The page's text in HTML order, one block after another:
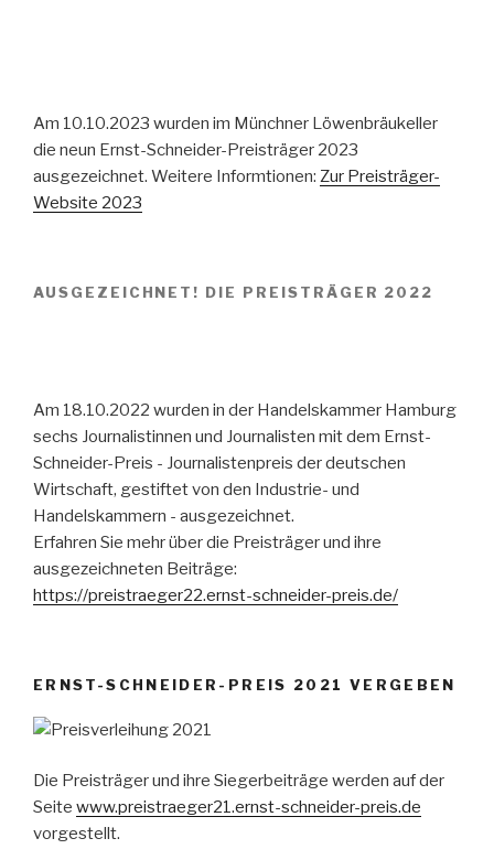
Am 10.10.2023 wurden im Münchner Löwenbräukeller
die neun Ernst-Schneider-Preisträger 2023
ausgezeichnet. Weitere Informtionen: Zur Preisträger-
Website 2023
AUSGEZEICHNET! DIE PREISTRÄGER 2022
Am 18.10.2022 wurden in der Handelskammer Hamburg
sechs Journalistinnen und Journalisten mit dem Ernst-
Schneider-Preis - Journalistenpreis der deutschen
Wirtschaft, gestiftet von den Industrie- und
Handelskammern - ausgezeichnet.
Erfahren Sie mehr über die Preisträger und ihre
ausgezeichneten Beiträge:
https://preistraeger22.ernst-schneider-preis.de/
ERNST-SCHNEIDER-PREIS 2021 VERGEBEN
Die Preisträger und ihre Siegerbeiträge werden auf der
Seite www.preistraeger21.ernst-schneider-preis.de
vorgestellt.